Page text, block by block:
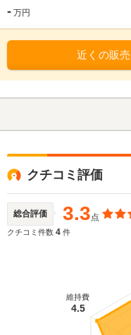
- 万円
近くの販
クチコミ評価
総合評価 3.3点
クチコミ件数 4 件
維持費
4.5